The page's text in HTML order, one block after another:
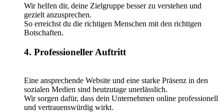
Wir helfen dir, deine Zielgruppe besser zu verstehen und
gezielt anzusprechen.
So erreichst du die richtigen Menschen mit den richtigen
Botschaften.
4. Professioneller Auftritt
Eine ansprechende Website und eine starke Präsenz in den
sozialen Medien sind heutzutage unerlässlich.
Wir sorgen dafür, dass dein Unternehmen online professionell
und vertrauenswürdig wirkt.